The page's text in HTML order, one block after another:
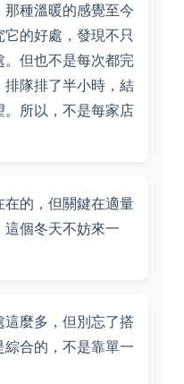
種溫暖的感覺至今
的好處，發現不只
但也不是每次都完
隊排了半小時，結
所以，不是每家店
的，但關鍵在適量
個冬天不妨來一
麼多，但別忘了搭
合的，不是靠單一